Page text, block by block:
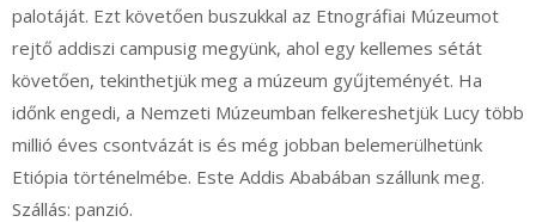
palotáját. Ezt követően buszukkal az Etnográfiai Múzeumot
rejtő addiszi campusig megyünk, ahol egy kellemes sétát
követően, tekinthetjük meg a múzeum gyűjteményét. Ha
időnk engedi, a Nemzeti Múzeumban felkereshetjük Lucy több
millió éves csontvázát is és még jobban belemerülhetünk
Etiópia történelmébe. Este Addis Ababában szállunk meg.
Szállás: panzió.